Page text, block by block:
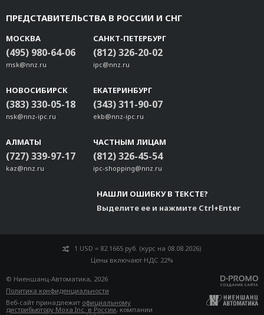
ПРЕДСТАВИТЕЛЬСТВА В РОССИИ И СНГ
МОСКВА
(495) 980-64-06
msk@nnz.ru
САНКТ-ПЕТЕРБУРГ
(812) 326-20-02
ipc@nnz.ru
НОВОСИБИРСК
(383) 330-05-18
nsk@nnz-ipc.ru
ЕКАТЕРИНБУРГ
(343) 311-90-07
ekb@nnz-ipc.ru
АЛМАТЫ
(727) 339-97-17
kaz@nnz.ru
ЧАСТНЫМ ЛИЦАМ
(812) 326-45-54
ipc-shopping@nnz.ru
НАШЛИ ОШИБКУ В ТЕКСТЕ?
Выделите ее и нажмите Ctrl+Enter
1 USD = 82.1665 руб. (курс на 08.08.2026)
Цены включают НДС 22%
© Ниеншанц-Автоматика, 2026
Политика конфиденциальности
Веб-сайт принадлежит официальному
дистрибьютору Moxa Inc. в России, компании